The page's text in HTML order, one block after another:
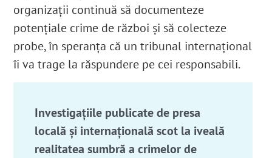
organizații continuă să documenteze
potențiale crime de război și să colecteze
probe, în speranța că un tribunal internațional
îi va trage la răspundere pe cei responsabili.
Investigațiile publicate de presa
locală și internațională scot la iveală
realitatea sumbră a crimelor de